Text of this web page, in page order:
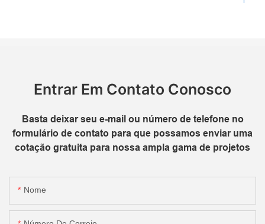
Entrar Em Contato Conosco
Basta deixar seu e-mail ou número de telefone no
formulário de contato para que possamos enviar uma
cotação gratuita para nossa ampla gama de projetos
Nome